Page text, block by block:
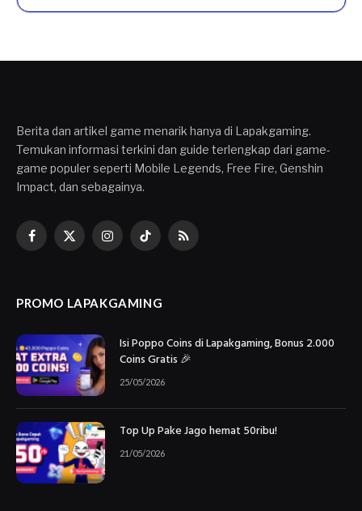
Berita dan artikel game menarik hanya di Lapakgaming.
Temukan informasi terkini dan guide terlengkap dari game-
game populer seperti Mobile Legends, Free Fire, Genshin
Impact, dan sebagainya.
Facebook
X
InstagramTikTokRSS
PROMO LAPAKGAMING
Isi Poppo Coins di Lapakgaming, Bonus 2.000
Coins Gratis 🎉
25/05/2026
Top Up Pake Jago hemat 50ribu!
21/05/2026